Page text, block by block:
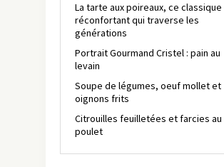
La tarte aux poireaux, ce classique
réconfortant qui traverse les
générations
Portrait Gourmand Cristel : pain au
levain
Soupe de légumes, oeuf mollet et
oignons frits
Citrouilles feuilletées et farcies au
poulet